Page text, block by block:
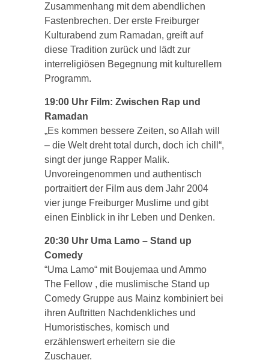
Zusammenhang mit dem abendlichen
Fastenbrechen. Der erste Freiburger
Kulturabend zum Ramadan, greift auf
diese Tradition zurück und lädt zur
interreligiösen Begegnung mit kulturellem
Programm.
19:00 Uhr Film: Zwischen Rap und
Ramadan
„Es kommen bessere Zeiten, so Allah will
– die Welt dreht total durch, doch ich chill“,
singt der junge Rapper Malik.
Unvoreingenommen und authentisch
portraitiert der Film aus dem Jahr 2004
vier junge Freiburger Muslime und gibt
einen Einblick in ihr Leben und Denken.
20:30 Uhr Uma Lamo – Stand up
Comedy
“Uma Lamo“ mit Boujemaa und Ammo
The Fellow , die muslimische Stand up
Comedy Gruppe aus Mainz kombiniert bei
ihren Auftritten Nachdenkliches und
Humoristisches, komisch und
erzählenswert erheitern sie die
Zuschauer.